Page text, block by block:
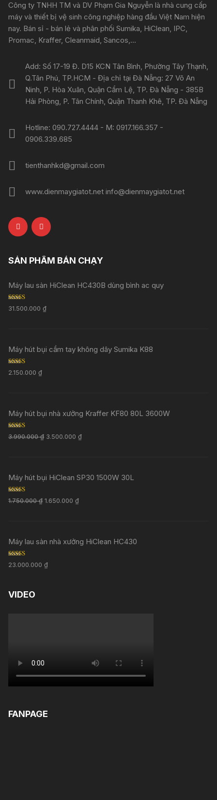
Công ty TNHH TM và DV Phạm Gia Nguyễn là nhà cung cấp
máy và thiết bị vệ sinh công nghiệp hàng đầu Việt Nam hiện
nay. Bán sỉ - bán lẻ và phân phối Sumika, HiClean, IPC,
Promac, Kraffer, Cleanmaid, Sancos,...
Add: Số 17-19 Đ. D15 KCN Tân Bình, Phường Tây Thạnh,
Q.Tân Phú, TP.HCM - Địa chỉ tại Đà Nẵng: 27 Võ An
Ninh, P. Hòa Xuân, Quận Cẩm Lệ, TP. Đà Nẵng - 385B
Hải Phòng, P. Tân Chính, Quận Thanh Khê, TP. Đà Nẵng
Hotline: 090.727.4444 - M: 0917.166.357 -
0906.339.685
tienthanhkd@gmail.com
www.dienmaygiatot.net info@dienmaygiatot.net
SẢN PHẨM BÁN CHẠY
Máy lau sàn HiClean HC430B dùng bình ac quy
Rated5.00
out of 5
31.500.000₫
Máy hút bụi cầm tay không dây Sumika K88
Rated5.00
out of 5
2.150.000₫
Máy hút bụi nhà xưởng Kraffer KF80 80L 3600W
Rated 5.00
out of 5
3.990.000₫ 3.500.000₫
Máy hút bụi HiClean SP30 1500W 30L
Rated 5.00
out of 5
1.750.000₫ 1.650.000₫
Máy lau sàn nhà xưởng HiClean HC430
Rated5.00
out of 5
23.000.000₫
VIDEO
FANPAGE